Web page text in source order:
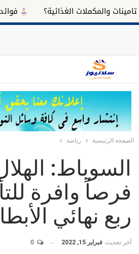
والمكملات الغذائية؟ فوائد
الصفحة الرئيسية رياضة
السوباط:
فرصاً وافرة
ربع نهائي
آخر تحديث فبراير 15, 2022